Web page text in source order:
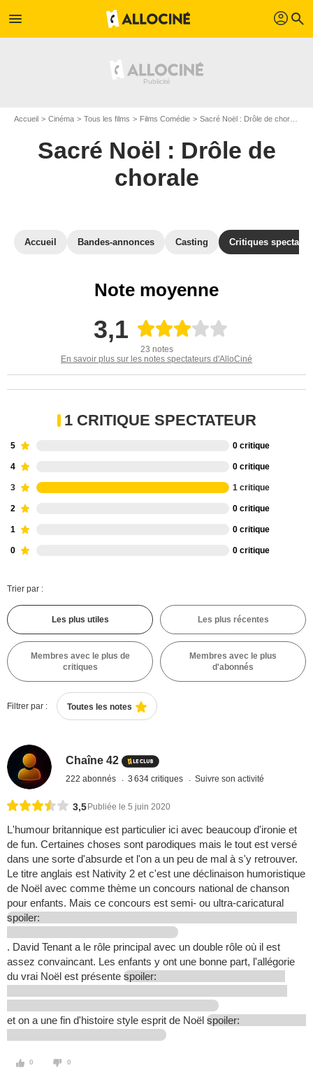
menu profil search
Accueil Cinéma Tous les films Films Comédie Sacré Noël : Drôle de chorale
Sacré Noël : Drôle de
chorale
Accueil Bandes-annonces Casting Critiques
Note moyenne
3,1
23 notes
En savoir plus sur les notes spectateurs d'AlloCiné
1 CRITIQUE SPECTATEUR
5 0 critique
4 0 critique
3 1 critique
2 0 critique
1 0 critique
0 0 critique
Trier par :
Les plus utiles Les plus récentes
Membres avec le plus de
critiques
Membres avec le plus
d'abonnés
Filtrer par : Toutes les notes
Chaîne 42
222 abonnés 3 634 critiques Suivre son activité
3,5 Publiée le 5 juin 2020
L'humour britannique est particulier ici avec beaucoup d'ironie et
de fun. Certaines choses sont parodiques mais le tout est versé
dans une sorte d'absurde et l'on a un peu de mal à s'y retrouver.
Le titre anglais est Nativity 2 et c'est une déclinaison humoristique
de Noël avec comme thème un concours national de chanson
pour enfants. Mais ce concours est semi- ou ultra-caricatural
spoiler:
. David Tenant a le rôle principal avec un double rôle où il est
assez convaincant. Les enfants y ont une bonne part, l'allégorie
du vrai Noël est présente spoiler:
et on a une fin d'histoire style esprit de Noël spoiler:
0 0